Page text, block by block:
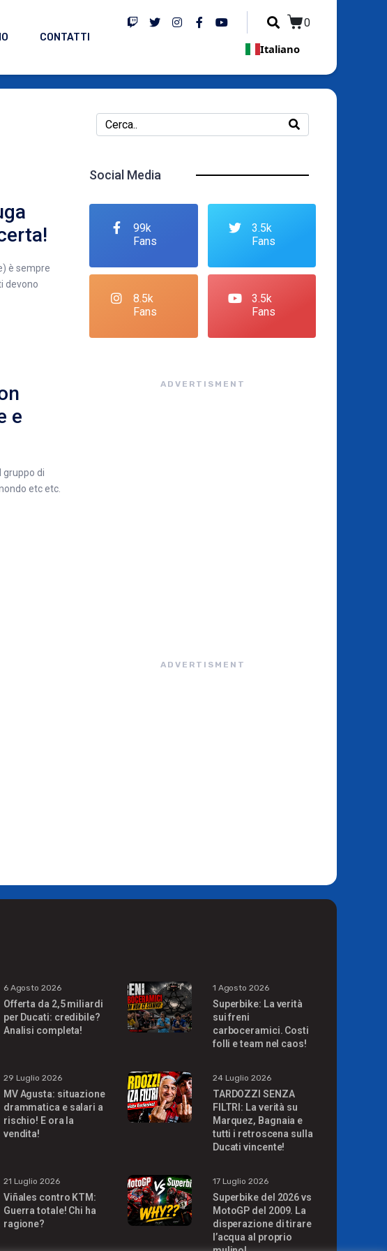
CONTATTI
0
Italiano
è sempre
devono
e
gruppo di
etc etc.
Social Media
99k
Fans
3.5k
Fans
8.5k
Fans
3.5k
Fans
ADVERTISMENT
ADVERTISMENT
6 Agosto 2026
Offerta da 2,5 miliardi
per Ducati: credibile?
Analisi completa!
1 Agosto 2026
Superbike: La verità
sui freni
carboceramici. Costi
folli e team nel caos!
29 Luglio 2026
MV Agusta: situazione
drammatica e salari a
rischio! E ora la
vendita!
24 Luglio 2026
TARDOZZI SENZA
FILTRI: La verità su
Marquez, Bagnaia e
tutti i retroscena sulla
Ducati vincente!
21 Luglio 2026
Viñales contro KTM:
Guerra totale! Chi ha
ragione?
17 Luglio 2026
Superbike del 2026 vs
MotoGP del 2009. La
disperazione di tirare
l’acqua al proprio